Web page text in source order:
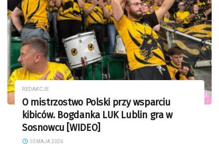
REDAKCJE
O mistrzostwo Polski przy wsparciu
kibiców. Bogdanka LUK Lublin gra w
Sosnowcu [WIDEO]
10 MAJA 2026